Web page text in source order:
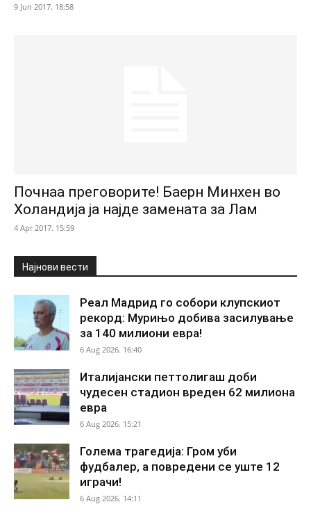
9 Jun 2017. 18:58
Почнаа преговорите! Баерн Минхен во
Холандија ја најде замената за Лам
4 Apr 2017. 15:59
Најнови вести
Реал Мадрид го собори клупскиот
рекорд: Мурињо добива засилување
за 140 милиони евра!
6 Aug 2026. 16:40
Италијански петтолигаш доби
чудесен стадион вреден 62 милиона
евра
6 Aug 2026. 15:21
Голема трагедија: Гром уби
фудбалер, а повредени се уште 12
играчи!
6 Aug 2026. 14:11